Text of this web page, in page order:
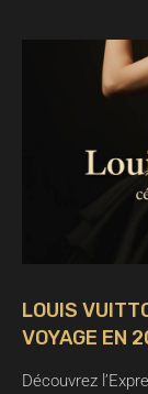
LOUIS
VOYAGE EN
Découvrez